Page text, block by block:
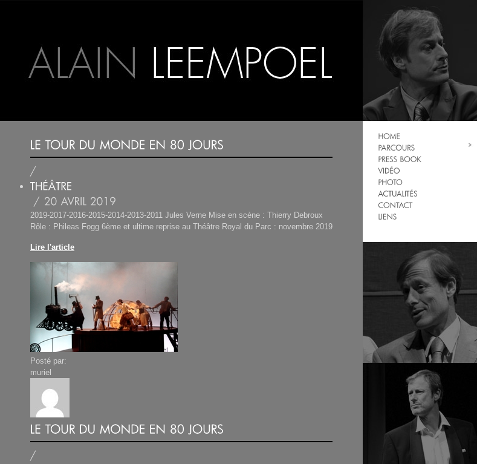
2019-2017-2016-2015-2014-2013-2011 Jules Verne Mise en scène : Thierry Debroux
Rôle : Phileas Fogg 6ème et ultime reprise au Théâtre Royal du Parc : novembre 2019
Lire l'article
Posté par:
muriel